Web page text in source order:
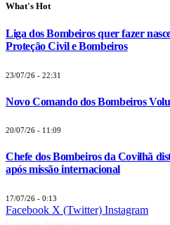
What's Hot
Liga dos Bombeiros quer fazer
Proteção Civil e Bombeiros
23/07/26 - 22:31
Novo Comando dos Bombeiros
20/07/26 - 11:09
Chefe dos Bombeiros da Covilhã
após missão internacional
17/07/26 - 0:13
Facebook X (Twitter) Instagram